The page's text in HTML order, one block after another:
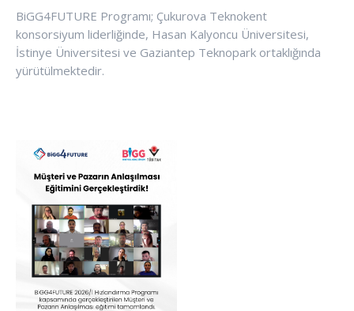
BiGG4FUTURE Programı; Çukurova Teknokent
konsorsiyum liderliğinde, Hasan Kalyoncu Üniversitesi,
İstinye Üniversitesi ve Gaziantep Teknopark ortaklığında
yürütülmektedir.